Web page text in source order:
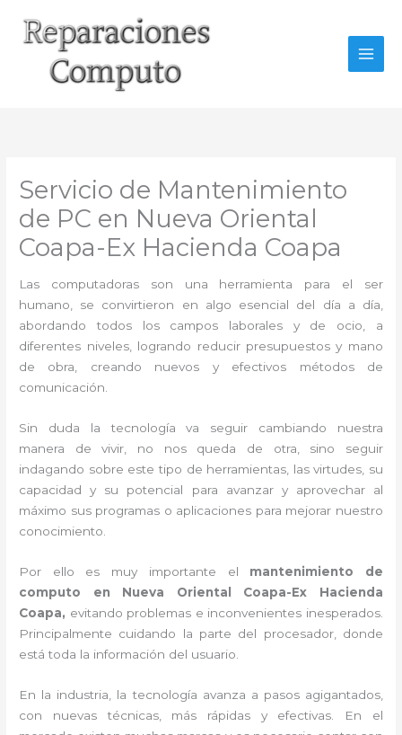
contenido
Servicio de Mantenimiento
de PC en Nueva Oriental
Coapa-Ex Hacienda Coapa
Las computadoras son una herramienta para el ser
humano, se convirtieron en algo esencial del día a día,
abordando todos los campos laborales y de ocio, a
diferentes niveles, logrando reducir presupuestos y mano
de obra, creando nuevos y efectivos métodos de
comunicación.
Sin duda la tecnología va seguir cambiando nuestra
manera de vivir, no nos queda de otra, sino seguir
indagando sobre este tipo de herramientas, las virtudes, su
capacidad y su potencial para avanzar y aprovechar al
máximo sus programas o aplicaciones para mejorar nuestro
conocimiento.
Por ello es muy importante el mantenimiento de
computo en Nueva Oriental Coapa-Ex Hacienda
Coapa, evitando problemas e inconvenientes inesperados.
Principalmente cuidando la parte del procesador, donde
está toda la información del usuario.
En la industria, la tecnología avanza a pasos agigantados,
con nuevas técnicas, más rápidas y efectivas . En el